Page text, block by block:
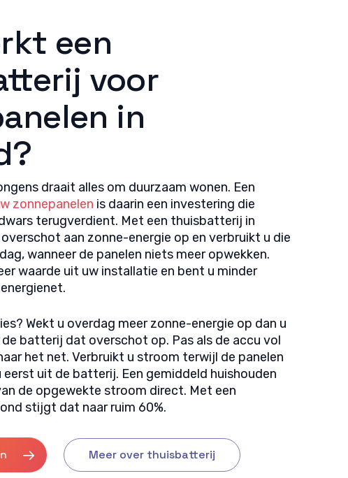
een
voor
in
draait alles om duurzaam wonen. Een
zonnepanelen is daarin een investering die
terugverdient. Met een thuisbatterij in
aan zonne-energie op en verbruikt u die
wanneer de panelen niets meer opwekken.
waarde uit uw installatie en bent u minder
Wekt u overdag meer zonne-energie op dan u
batterij dat overschot op. Pas als de accu vol
het net. Verbruikt u stroom terwijl de panelen
uit de batterij. Een gemiddeld huishouden
de opgewekte stroom direct. Met een
stijgt dat naar ruim 60%.
Meer over thuisbatterij